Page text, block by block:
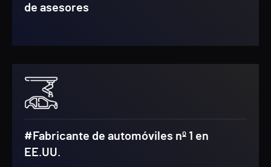
de asesores
#Fabricante de automóviles nº 1 en
EE.UU.